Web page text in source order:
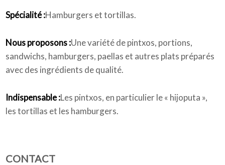
Spécialité :Hamburgers et tortillas.
Nous proposons :Une variété de pintxos, portions,
sandwichs, hamburgers, paellas et autres plats préparés
avec des ingrédients de qualité.
Indispensable :Les pintxos, en particulier le « hijoputa »,
les tortillas et les hamburgers.
CONTACT